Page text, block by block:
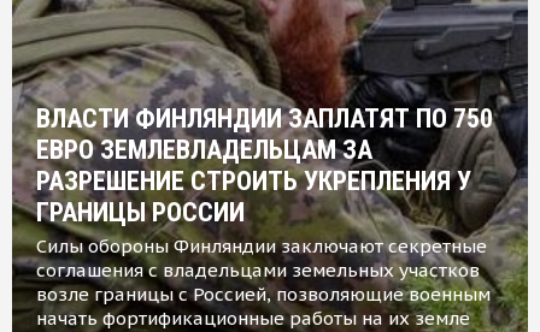
ВЛАСТИ ФИНЛЯНДИИ ЗАПЛАТЯТ ПО 750
ЕВРО ЗЕМЛЕВЛАДЕЛЬЦАМ ЗА
РАЗРЕШЕНИЕ СТРОИТЬ УКРЕПЛЕНИЯ У
ГРАНИЦЫ РОССИИ
Силы обороны Финляндии заключают секретные
соглашения с владельцами земельных участков
возле границы с Россией, позволяющие военным
начать фортификационные работы на их земле